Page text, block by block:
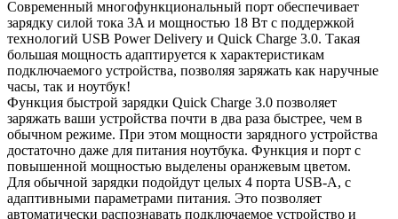
Современный многофункциональный порт обеспечивает
зарядку силой тока 3A и мощностью 18 Вт с поддержкой
технологий USB Power Delivery и Quick Charge 3.0. Такая
большая мощность адаптируется к характеристикам
подключаемого устройства, позволяя заряжать как наручные
часы, так и ноутбук!
Функция быстрой зарядки Quick Charge 3.0 позволяет
заряжать ваши устройства почти в два раза быстрее, чем в
обычном режиме. При этом мощности зарядного устройства
достаточно даже для питания ноутбука. Функция и порт с
повышенной мощностью выделены оранжевым цветом.
Для обычной зарядки подойдут целых 4 порта USB-A, с
адаптивными параметрами питания. Это позволяет
автоматически распознавать подключаемое устройство и